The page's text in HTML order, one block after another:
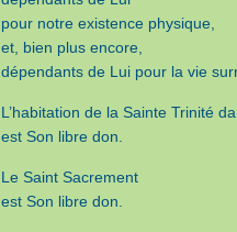
pour notre existence physique,
et, bien plus encore,
dépendants de Lui pour la vie
L’habitation de la Sainte Trinité
est Son libre don.
Le Saint Sacrement
est Son libre don.